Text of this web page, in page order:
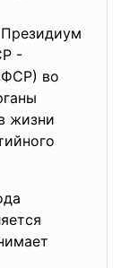
-
во
жизни